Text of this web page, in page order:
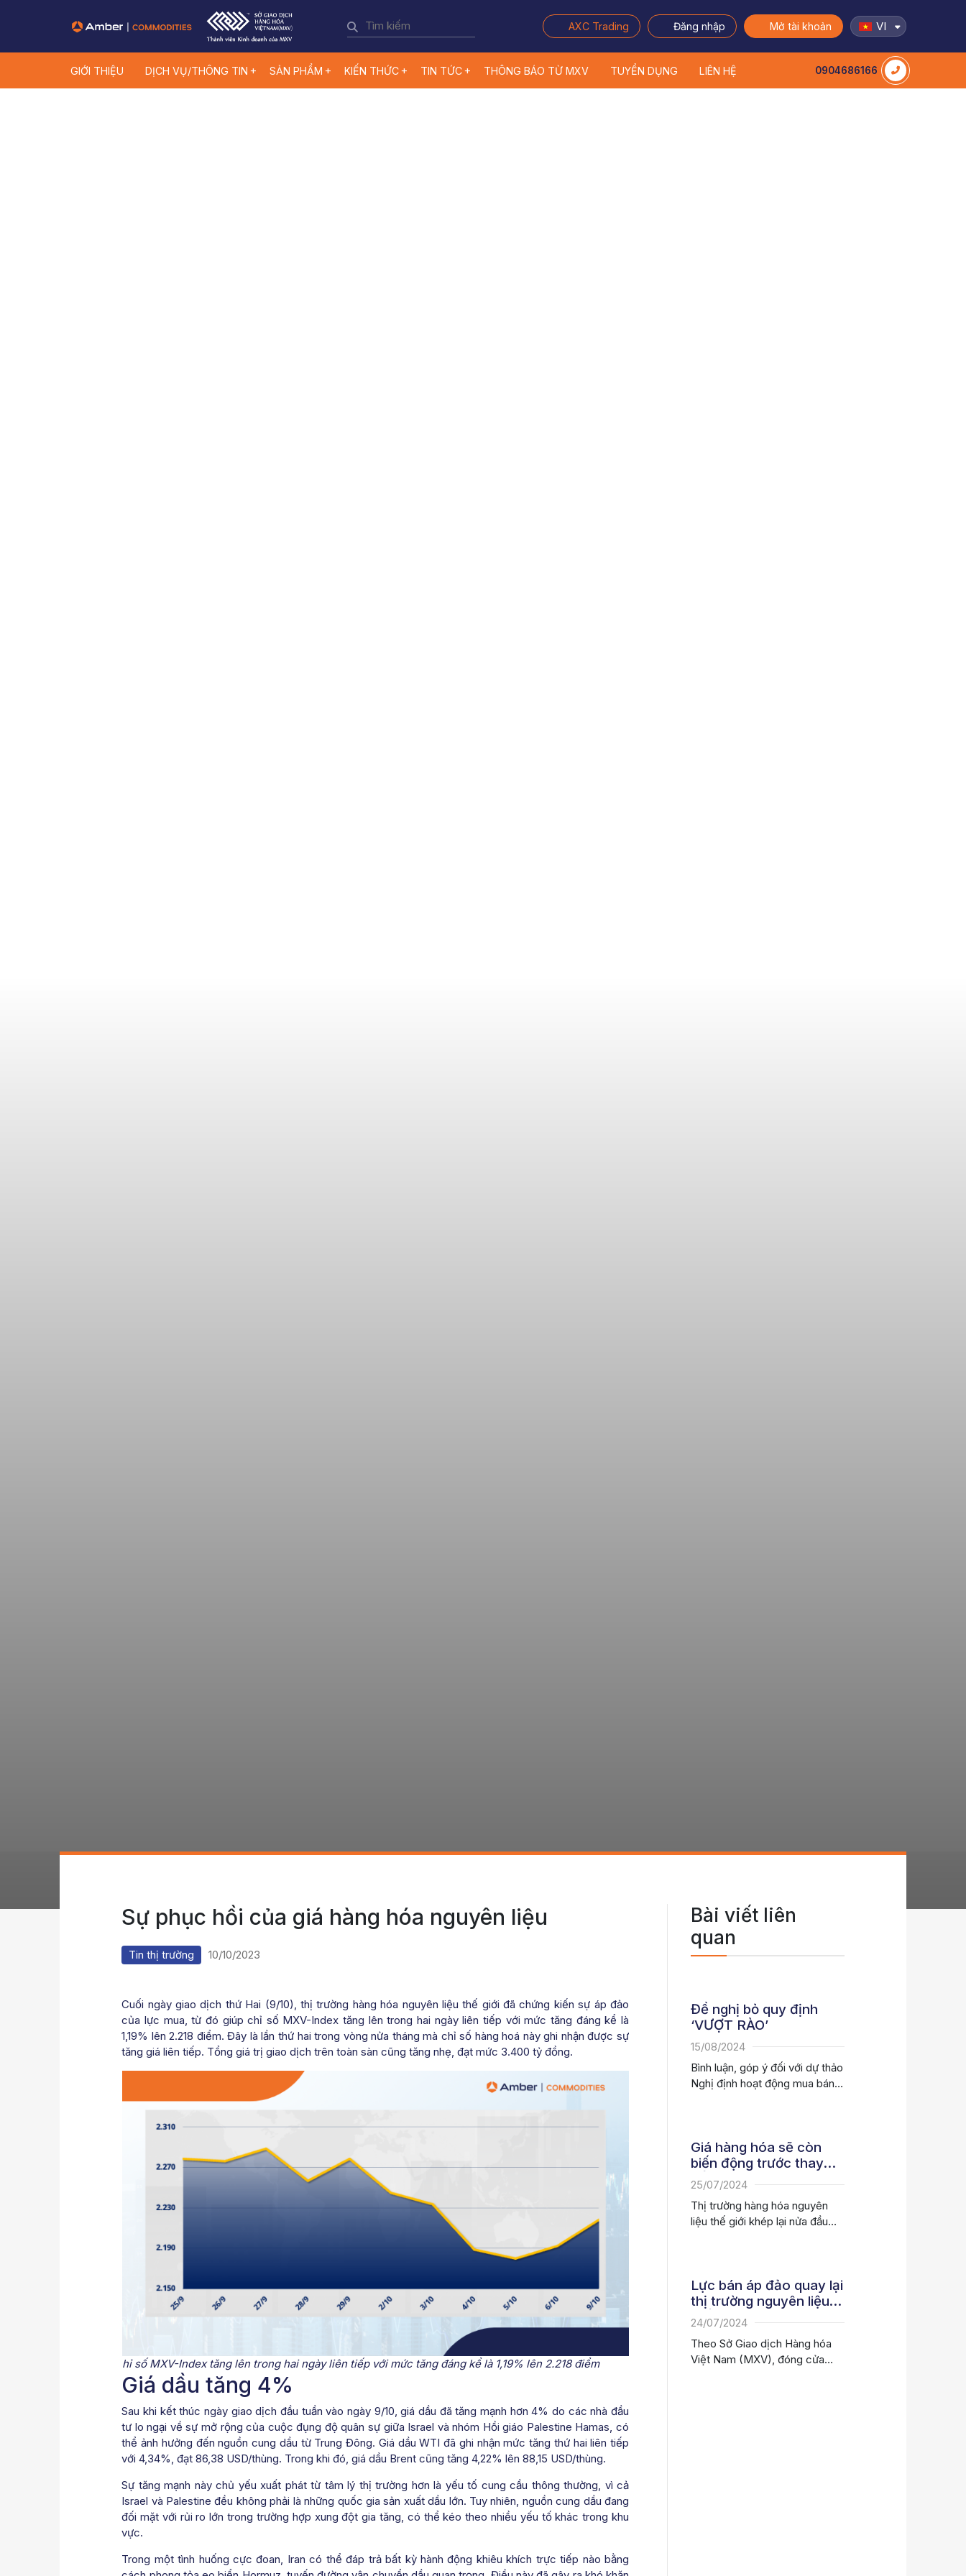
AXC Trading Đăng nhập Mở tài khoản VI
GIỚI THIỆU DỊCH VỤ/THÔNG TIN SẢN PHẨM KIẾN THỨC TIN TỨC THÔNG BÁO TỪ MXV TUYỂN DỤNG LIÊN HỆ 0904686166
Sự phục hồi của giá hàng hóa nguyên liệu
Tin thị trường 10/10/2023
Cuối ngày giao dịch thứ Hai (9/10), thị trường hàng hóa nguyên liệu thế giới đã chứng kiến sự áp đảo
của lực mua, từ đó giúp chỉ số MXV-Index tăng lên trong hai ngày liên tiếp với mức tăng đáng kể là
1,19% lên 2.218 điểm. Đây là lần thứ hai trong vòng nửa tháng mà chỉ số hàng hoá này ghi nhận được sự
tăng giá liên tiếp. Tổng giá trị giao dịch trên toàn sàn cũng tăng nhẹ, đạt mức 3.400 tỷ đồng.
hỉ số MXV-Index tăng lên trong hai ngày liên tiếp với mức tăng đáng kể là 1,19% lên 2.218 điểm
Giá dầu tăng 4%
Sau khi kết thúc ngày giao dịch đầu tuần vào ngày 9/10, giá dầu đã tăng mạnh hơn 4% do các nhà đầu
tư lo ngại về sự mở rộng của cuộc đụng độ quân sự giữa Israel và nhóm Hồi giáo Palestine Hamas, có
thể ảnh hưởng đến nguồn cung dầu từ Trung Đông. Giá dầu WTI đã ghi nhận mức tăng thứ hai liên tiếp
với 4,34%, đạt 86,38 USD/thùng. Trong khi đó, giá dầu Brent cũng tăng 4,22% lên 88,15 USD/thùng.
Sự tăng mạnh này chủ yếu xuất phát từ tâm lý thị trường hơn là yếu tố cung cầu thông thường, vì cả
Israel và Palestine đều không phải là những quốc gia sản xuất dầu lớn. Tuy nhiên, nguồn cung dầu đang
đối mặt với rủi ro lớn trong trường hợp xung đột gia tăng, có thể kéo theo nhiều yếu tố khác trong khu
vực.
Trong một tình huống cực đoan, Iran có thể đáp trả bất kỳ hành động khiêu khích trực tiếp nào bằng
Bài viết liên
quan
Đề nghị bỏ quy định
‘VƯỢT RÀO’
15/08/2024
Bình luận, góp ý đối với dự thảo
Nghị định hoạt động mua bán
Giá hàng hóa sẽ còn
biến động trước thay
đổi khó đoán của cung
cầu
25/07/2024
Thị trường hàng hóa nguyên
liệu thế giới khép lại nửa đầu
Lực bán áp đảo quay lại
thị trường nguyên liệu
thế giới
24/07/2024
Theo Sở Giao dịch Hàng hóa
Việt Nam (MXV), đóng cửa